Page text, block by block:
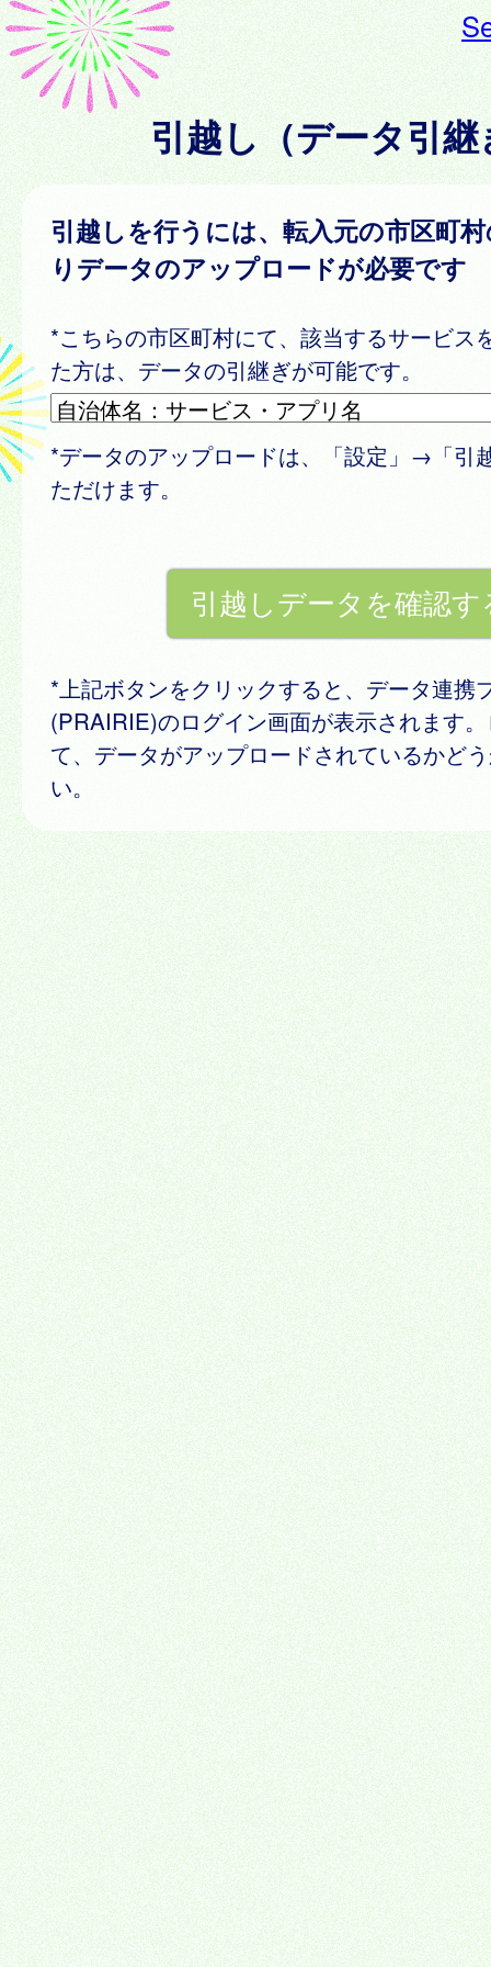
引越し（データ引継
引越しを行うには、転入元の市区町
りデータのアップロードが必要です
*こちらの市区町村にて、該当するサービス
た方は、データの引継ぎが可能です。
*データのアップロードは、「設定」→「引
ただけます。
*上記ボタンをクリックすると、データ連携
(PRAIRIE)のログイン画面が表示されます
て、データがアップロードされているかど
い。